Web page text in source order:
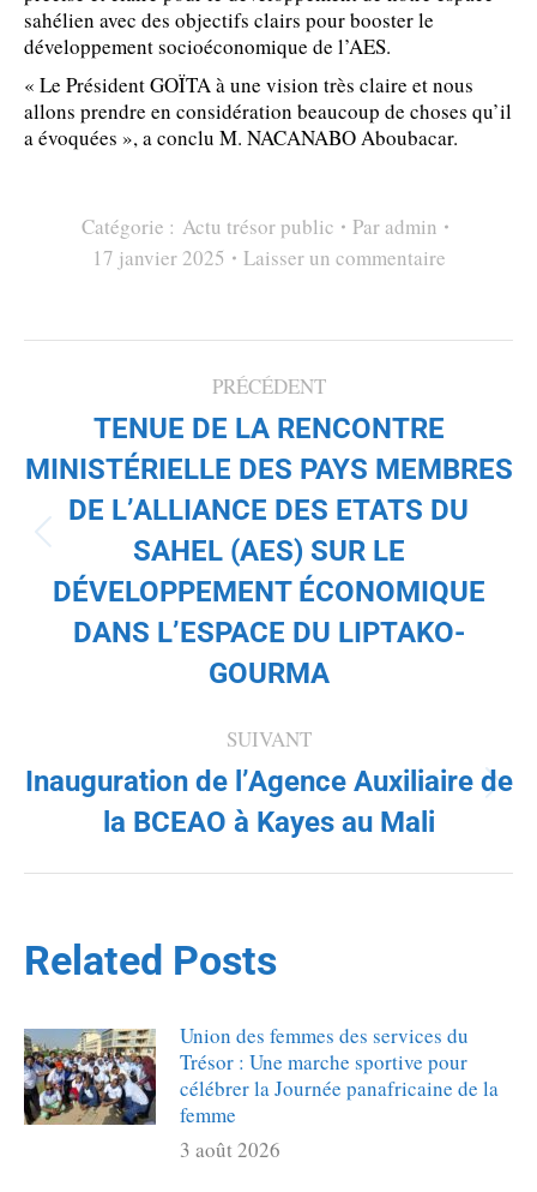
sahélien avec des objectifs clairs pour booster le
développement socioéconomique de l’AES.
« Le Président GOÏTA à une vision très claire et nous
allons prendre en considération beaucoup de choses qu’il
a évoquées », a conclu M. NACANABO Aboubacar.
Catégorie : Actu trésor public Par admin
17 janvier 2025
Laisser un commentaire
NAVIGATION
ARTICLE
PRÉCÉDENT
Article
précédent
:
TENUE DE LA RENCONTRE
MINISTÉRIELLE DES PAYS MEMBRES
DE L’ALLIANCE DES ETATS DU
SAHEL (AES) SUR LE
DÉVELOPPEMENT ÉCONOMIQUE
DANS L’ESPACE DU LIPTAKO-
GOURMA
SUIVANT
Article
suivant
Inauguration de l’Agence Auxiliaire de
la BCEAO à Kayes au Mali
Related Posts
Union des femmes des services du
Trésor : Une marche sportive pour
célébrer la Journée panafricaine de la
femme
3 août 2026